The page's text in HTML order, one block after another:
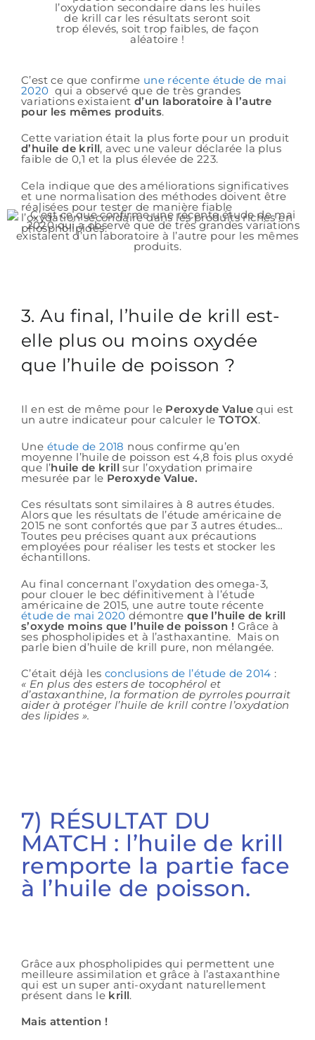
C’est ce que confirme une récente étude de mai
2020 qui a observé que de très grandes
variations existaient d’un laboratoire à l’autre
pour les mêmes produits.
Cette variation était la plus forte pour un produit
d’huile de krill, avec une valeur déclarée la plus
faible de 0,1 et la plus élevée de 223.
Cela indique que des améliorations significatives
et une normalisation des méthodes doivent être
réalisées pour tester de manière fiable
l’oxydation secondaire dans les produits riches en
phospholipides.
3. Au final, l’huile de krill est-
elle plus ou moins oxydée
que l’huile de poisson ?
Il en est de même pour le Peroxyde Value qui est
un autre indicateur pour calculer le TOTOX.
Une étude de 2018 nous confirme qu’en
moyenne l’huile de poisson est 4,8 fois plus oxydé
que l’huile de krill sur l’oxydation primaire
mesurée par le Peroxyde Value.
Ces résultats sont similaires à 8 autres études.
Alors que les résultats de l’étude américaine de
2015 ne sont confortés que par 3 autres études…
Toutes peu précises quant aux précautions
employées pour réaliser les tests et stocker les
échantillons.
Au final concernant l’oxydation des omega-3,
pour clouer le bec définitivement à l’étude
américaine de 2015, une autre toute récente
étude de mai 2020 démontre que l’huile de krill
s’oxyde moins que l’huile de poisson ! Grâce à
ses phospholipides et à l’asthaxantine. Mais on
parle bien d’huile de krill pure, non mélangée.
C’était déjà les conclusions de l’étude de 2014 :
« En plus des esters de tocophérol et
d’astaxanthine, la formation de pyrroles pourrait
aider à protéger l’huile de krill contre l’oxydation
des lipides ».
7) RÉSULTAT DU
MATCH : l’huile de krill
remporte la partie face
à l’huile de poisson.
Grâce aux phospholipides qui permettent une
meilleure assimilation et grâce à l’astaxanthine
qui est un super anti-oxydant naturellement
présent dans le krill.
Mais attention !